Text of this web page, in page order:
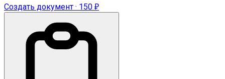
Создать документ · 150 ₽